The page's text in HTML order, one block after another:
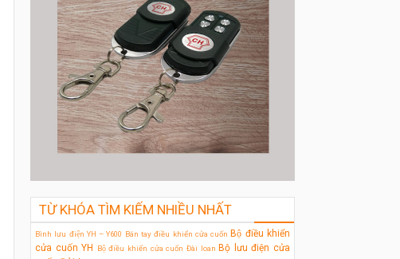
TỪ KHÓA TÌM KIẾM NHIỀU NHẤT
Bình lưu điện YH – Y600 Bán tay điều khiển cửa cuốn Bộ điều khiển
cửa cuốn YH
Bộ điều khiển cửa cuốn Đài loan Bộ lưu điện cửa